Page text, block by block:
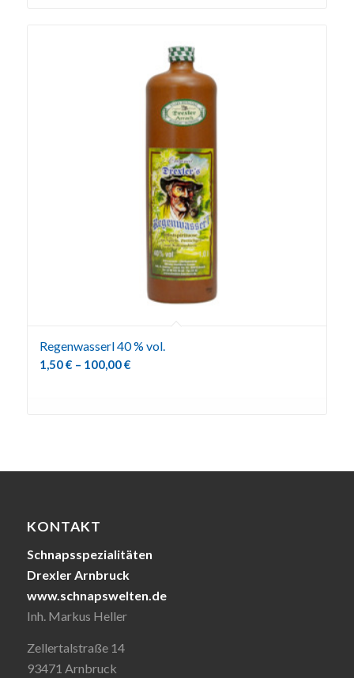
Regenwasserl 40 % vol.
1,50€ – 100,00€
KONTAKT
Schnapsspezialitäten
Drexler Arnbruck
www.schnapswelten.de
Inh. Markus Heller
Zellertalstraße 14
93471 Arnbruck